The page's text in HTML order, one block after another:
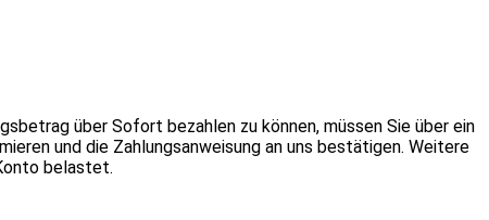
über Sofort bezahlen zu können, müssen Sie über ein
und die Zahlungsanweisung an uns bestätigen. Weitere
belastet.